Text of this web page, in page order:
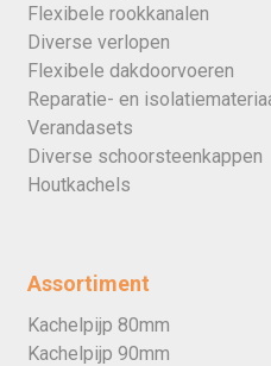
Flexibele rookkanalen
Diverse verlopen
Flexibele dakdoorvoeren
Reparatie- en
Verandasets
Diverse schoorsteenkappen
Houtkachels
Assortiment
Kachelpijp 80mm
Kachelpijp 90mm